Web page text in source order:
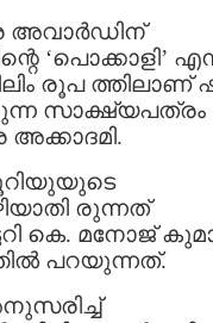
അവാര്‍ഡിന്
‘പൊക്കാളി’
രൂപ ത്തിലാണ്
സാക്ഷ്യപത്രം
രുന്നത്
കെ. മനോജ്
പറയുന്നത്.